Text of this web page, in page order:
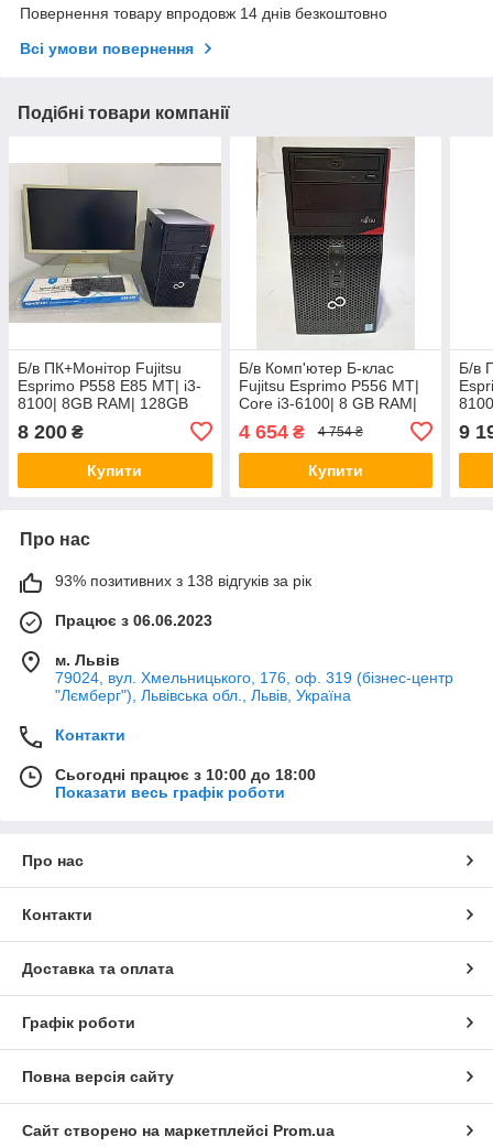
Повернення товару впродовж 14 днів безкоштовно
Всі умови повернення
Подібні товари компанії
Б/в ПК+Монітор Fujitsu
Esprimo P558 E85 MT| i3-
8100| 8GB RAM| 128GB
630+Б-клас Acer B246HL
24" 1920x1080
8 200 ₴
Купити
Б/в Комп'ютер Б-клас
Fujitsu Esprimo P556 MT|
Core i3-6100| 8 GB RAM|
4 654₴ 4 754 ₴
Купити
Б/в
24"
9
Про нас
93% позитивних з 138 відгуків за рік
Працює з 06.06.2023
м. Львів
79024, вул. Хмельницького, 176, оф. 319 (бізнес-центр
"Лємберг"), Львівська обл., Львів, Україна
Контакти
Сьогодні працює з 10:00 до 18:00
Показати весь графік роботи
Про нас
Контакти
Доставка та оплата
Графік роботи
Повна версія сайту
Сайт створено на маркетплейсі Prom.ua